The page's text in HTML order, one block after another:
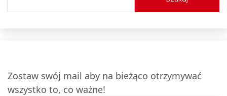
Zostaw swój mail aby na bieżąco otrzymywać
wszystko to, co ważne!